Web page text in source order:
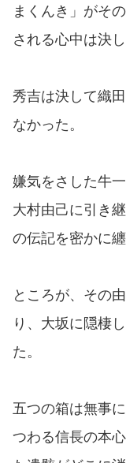
まくんき」がそ
される心中は決
秀吉は決して織
なかった。
嫌気をさした牛
大村由己に引き
の伝記を密かに
ところが、その
り、大坂に隠棲
た。
五つの箱は無事
つわる信長の本